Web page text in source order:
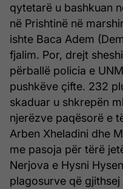
qytetarë u bashkuan
në Prishtinë në
ishte Baca Adem
fjalim. Por, drejt
përballë policia e
pushkëve çifte. 232
skaduar u shkrepën
njerëzve paqësorë e
Arben Xheladini dhe
me pasoja për tërë
Nerjova e Hysni
plagosurve që